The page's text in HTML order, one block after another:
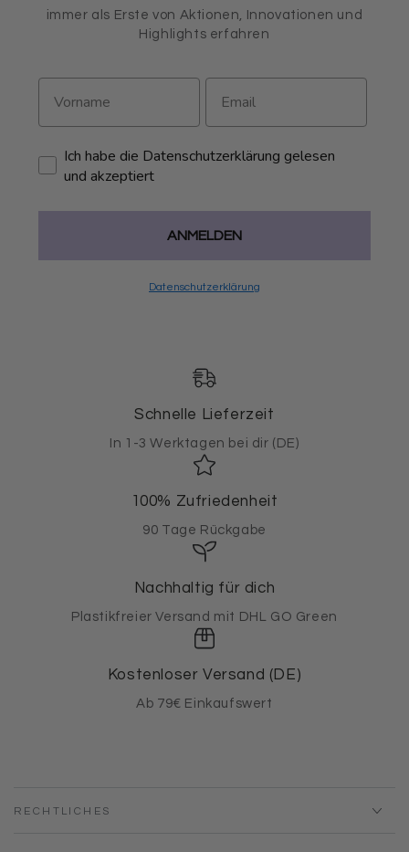
immer als Erste von Aktionen, Innovationen und
Highlights erfahren
Ich habe die Datenschutzerklärung gelesen
und akzeptiert
ANMELDEN
Datenschutzerklärung
Schnelle Lieferzeit
In 1-3 Werktagen bei dir (DE)
100% Zufriedenheit
90 Tage Rückgabe
Nachhaltig für dich
Plastikfreier Versand mit DHL GO Green
Kostenloser Versand (DE)
Ab 79€ Einkaufswert
RECHTLICHES